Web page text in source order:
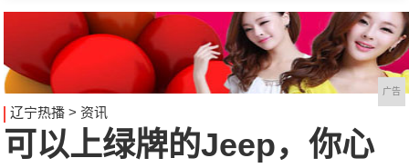
广告
辽宁热播> 资讯
可以上绿牌的Jeep，你心